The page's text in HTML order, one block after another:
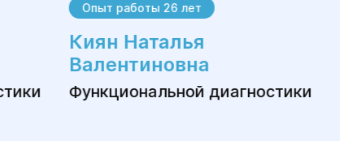
или через онлайн-форму на сайте.
Опыт работы 26 лет
Киян Наталья
Валентиновна
Функциональной диагностики